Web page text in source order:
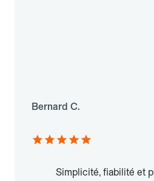
Bernard C.
Simplicité, fiabilité et